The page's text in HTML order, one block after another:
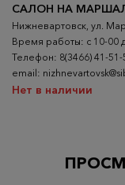
САЛОН НА
Нижневартовск, ул.
Время работы: с 10-00
Телефон: 8(3466) 41-51-
email:
Нет в наличии